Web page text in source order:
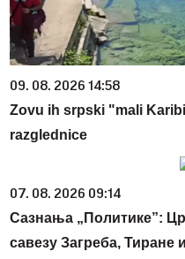
09. 08. 2026 14:58
Zovu ih srpski "mali
razglednice
07. 08. 2026 09:14
Сазнања „Политике”:
савезу Загреба, Тиране